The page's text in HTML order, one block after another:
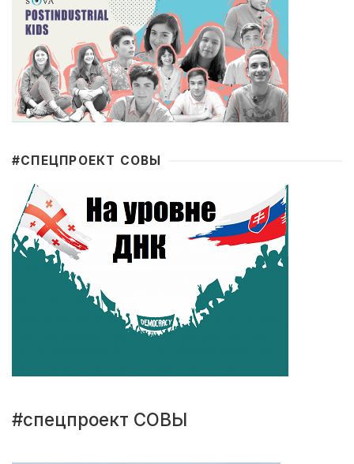
#CПЕЦПРОЕКТ СОВЫ
#спецпроект СОВЫ